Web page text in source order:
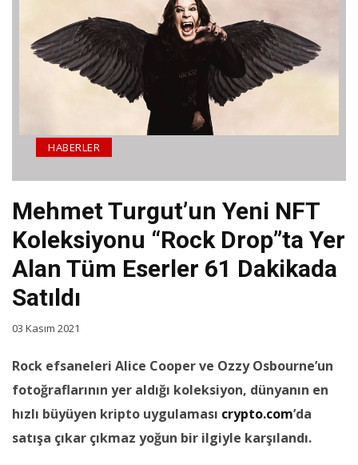
Mehmet Turgut’un Yeni NFT
Koleksiyonu “Rock Drop”ta Yer
Alan Tüm Eserler 61 Dakikada
Satıldı
HABERLER
03 Kasım 2021
Rock efsaneleri Alice Cooper ve Ozzy Osbourne’un
fotoğraflarının yer aldığı koleksiyon, dünyanın en
hızlı büyüyen kripto uygulaması crypto.com’da
satışa çıkar çıkmaz yoğun bir ilgiyle karşılandı.